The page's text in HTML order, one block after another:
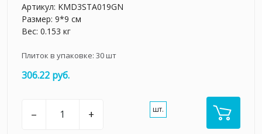
Артикул: KMD3STA019GN
Размер: 9*9 см
Вес: 0.153 кг
Плиток в упаковке: 30шт
306.22 руб.
– + шт.